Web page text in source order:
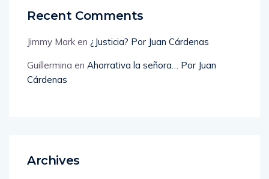
Recent Comments
Jimmy Mark en ¿Justicia? Por Juan Cárdenas
Guillermina en Ahorrativa la señora… Por Juan
Cárdenas
Archives